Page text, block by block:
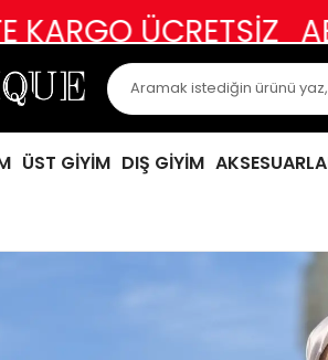
ABİYE,
ÜST GİYİM DIŞ GİYİM